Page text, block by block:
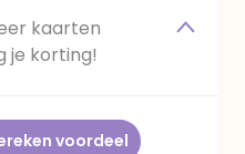
kaarten
je korting!
voordeel